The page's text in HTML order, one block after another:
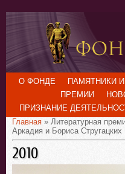
О ФОНДЕ ПАМЯТНИКИ
ПРЕМИИ
ПРИЗНАНИЕ
Главная » Литературная
Аркадия и Бориса Стругацких
2010